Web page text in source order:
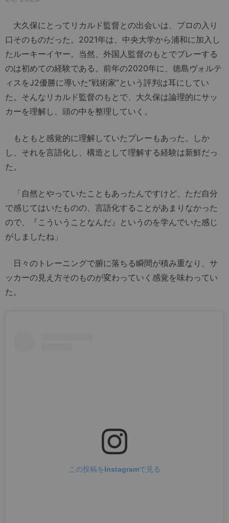
大久保にとってリカルド監督との出会いは、プロの入り
口そのものだった。2021年は、中央大学から浦和に加入し
たルーキーイヤー。当然、外国人監督のもとでプレーする
のは初めての経験である。前年の2020年に、徳島ヴォルテ
ィスをJ2優勝に導いた“戦術家”という評判は耳にしてい
た。そんなリカルド監督のもとで、大久保は論理的にサッ
カーを理解し、頭の中を整理していく。
もともと感覚的に理解していたプレーもあった。しか
し、それを言語化し、構造として理解する経験は新鮮だっ
た。
「自然とやっていたこともあったんですけど、ただ自分
で感じてはいたものの、言語化することがあまりなかった
ので、『こういうことなんだ』というのを学んでいた感じ
がしましたね」
日々のトレーニングで腑に落ちる瞬間が積み重なり、サ
ッカーの見え方そのものが変わっていく感覚を味わってい
た。
この投稿をInstagramで見る